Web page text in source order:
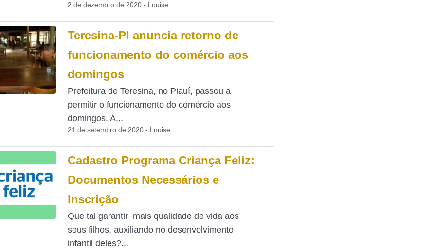
2 de dezembro de 2020 - Louise
Teresina-PI anuncia retorno de
funcionamento do comércio aos
domingos
Prefeitura de Teresina, no Piauí, passou a
permitir o funcionamento do comércio aos
domingos. A...
21 de setembro de 2020 - Louise
Cadastro Programa Criança Feliz:
Documentos Necessários e
Inscrição
Que tal garantir mais qualidade de vida aos
seus filhos, auxiliando no desenvolvimento
infantil deles?...